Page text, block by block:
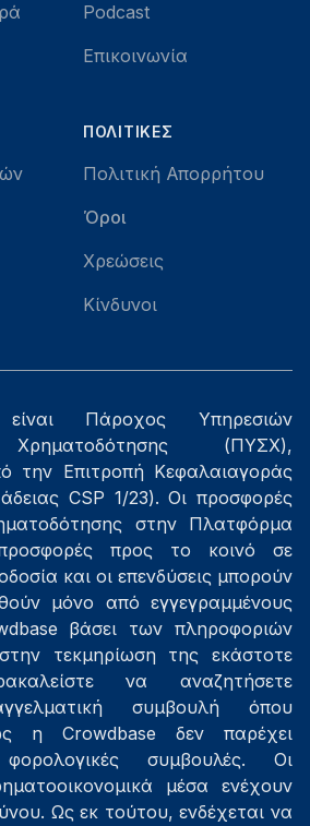
Podcast
Επικοινωνία
ΠΟΛΙΤΙΚΈΣ
Πολιτική Απορρήτου
Όροι
Χρεώσεις
Κίνδυνοι
Πάροχος Υπηρεσιών
Χρηματοδότησης (ΠΥΣΧ),
την Επιτροπή Κεφαλαιαγοράς
CSP 1/23). Οι προσφορές
στην Πλατφόρμα
προς το κοινό σε
και οι επενδύσεις μπορούν
μόνο από εγγεγραμμένους
βάσει των πληροφοριών
τεκμηρίωση της εκάστοτε
να αναζητήσετε
συμβουλή όπου
η Crowdbase δεν παρέχει
συμβουλές. Οι
μέσα ενέχουν
Ως εκ τούτου, ενδέχεται να